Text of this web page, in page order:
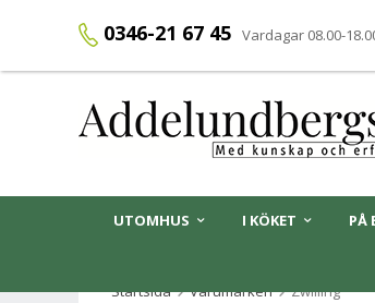
0346-21 67 45 Vardagar 08.00-
UTOMHUS I KÖKET PÅ
Startsida
Varumärken Zwilling